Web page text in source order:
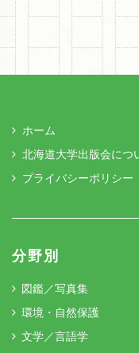
ホーム
北海道大学出版会につ
プライバシーポリシー
分野別
図鑑／写真集
環境・自然保護
文学／言語学